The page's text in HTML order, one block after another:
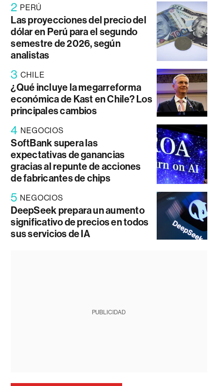
2 PERÚ
Las proyecciones del precio del
dólar en Perú para el segundo
semestre de 2026, según
analistas
3 CHILE
¿Qué incluye la megarreforma
económica de Kast en Chile? Los
principales cambios
4 NEGOCIOS
SoftBank supera las
expectativas de ganancias
gracias al repunte de acciones
de fabricantes de chips
5 NEGOCIOS
DeepSeek prepara un aumento
significativo de precios en todos
sus servicios de IA
PUBLICIDAD